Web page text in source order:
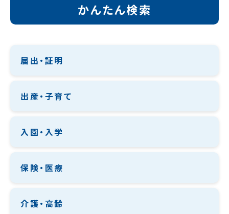
かんたん検索
届出・証明
出産・子育て
入園・入学
保険・医療
介護・高齢